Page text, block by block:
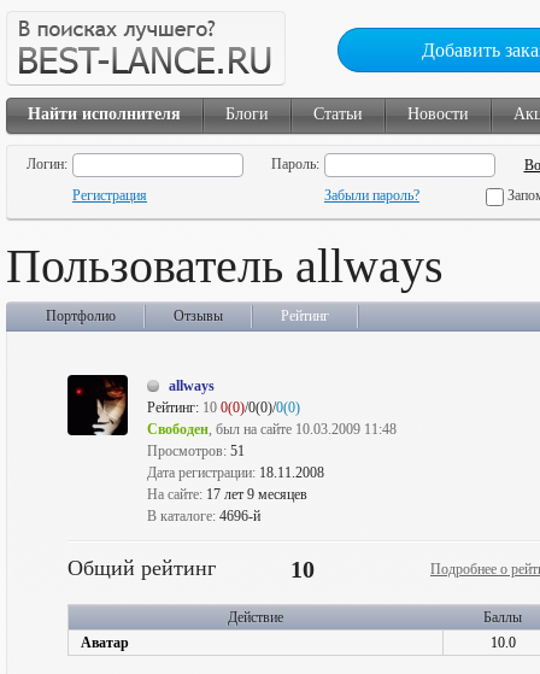
Добавить
Найти исполнителя Блоги Статьи Новости
Логин:
Пароль:
Регистрация
Забыли пароль?
Пользователь allways
Портфолио Отзывы Рейтинг
allways
Рейтинг: 10 0(0)/0(0)/0(0)
Свободен, был на сайте 10.03.2009 11:48
Просмотров: 51
Дата регистрации: 18.11.2008
На сайте: 17 лет 9 месяцев
В каталоге: 4696-й
Общий рейтинг 10 Подробнее о
Действие
Баллы
Аватар
10.0